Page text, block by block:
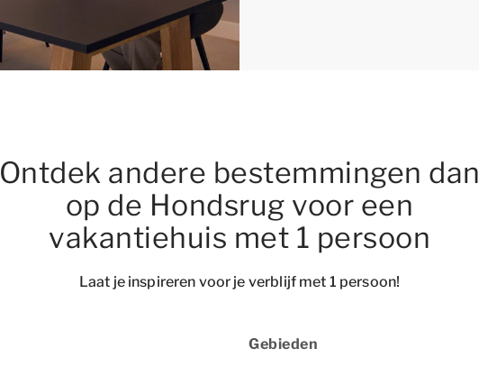
Ontdek andere bestemmingen dan
op de Hondsrug voor een
vakantiehuis met 1 persoon
Laat je inspireren voor je verblijf met 1 persoon!
Gebieden